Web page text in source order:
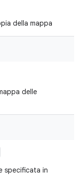
della mappa
delle
specificata in